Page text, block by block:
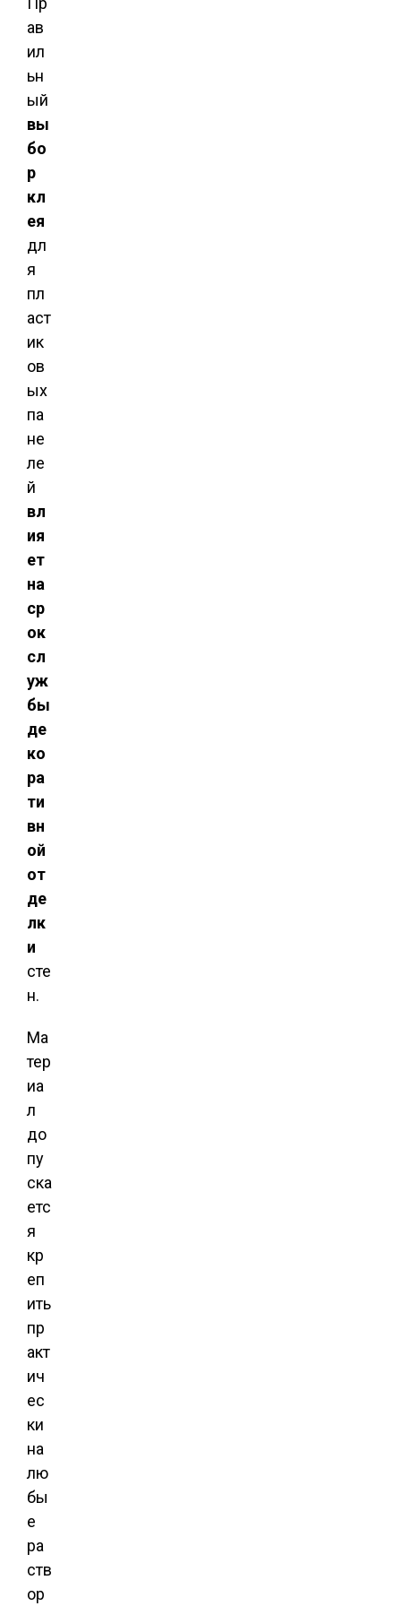
ав
ил
ьн
ый
вы
бо
р
кл
ея
дл
я
пл
аст
ик
ов
ых
па
не
ле
й
вл
ия
ет
на
ср
ок
сл
уж
бы
де
ко
ра
ти
вн
ой
от
де
лк
и
сте
н.
Ма
тер
иа
л
до
пу
ска
етс
я
кр
еп
ить
пр
акт
ич
ес
ки
на
лю
бы
е
ра
ств
ор